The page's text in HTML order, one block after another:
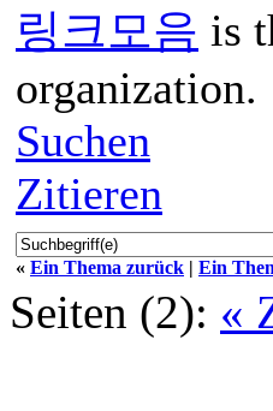
링크모음 is
organization.
Suchen
Zitieren
« Ein Thema zurück | Ein
Seiten (2): «